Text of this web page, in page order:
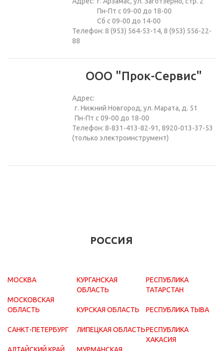
Пн-Пт с 09-00 до 18-00
Сб с 09-00 до 14-00
Телефон: 8 (953) 564-53-14, 8 (953) 556-22-
88
ООО "Прок-Сервис"
Адрес:
г. Нижний Новгород, ул. Марата, д. 51
Пн-Пт с 09-00 до 18-00
Телефон: 8-831-413-82-91, 8920-013-37-53
(только электроинструмент)
РОССИЯ
МОСКВА
МОСКОВСКАЯ
ОБЛАСТЬ
САНКТ-ПЕТЕРБУРГ
АЛТАЙСКИЙ КРАЙ
КУРГАНСКАЯ
ОБЛАСТЬ
КУРСКАЯ ОБЛАСТЬ
ЛИПЕЦКАЯ ОБЛАСТЬ
МУРМАНСКАЯ
РЕСПУБЛИКА
ТАТАРСТАН
РЕСПУБЛИКА ТЫВА
РЕСПУБЛИКА
ХАКАСИЯ